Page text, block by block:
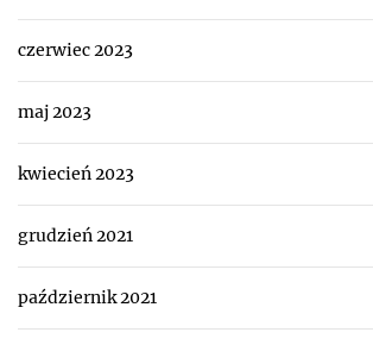
czerwiec 2023
maj 2023
kwiecień 2023
grudzień 2021
październik 2021